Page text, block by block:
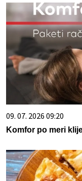
09. 07. 2026 09:20
Komfor po meri